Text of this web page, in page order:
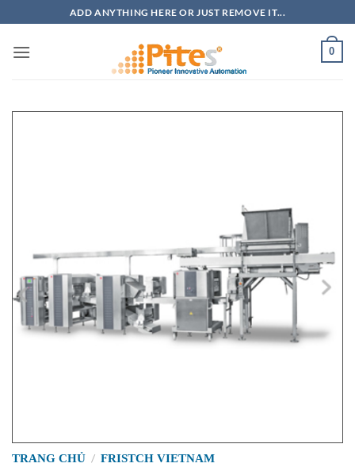
qua
nội
ADD ANYTHING HERE OR JUST REMOVE IT...
0
TRANG CHỦ / FRISTCH VIETNAM